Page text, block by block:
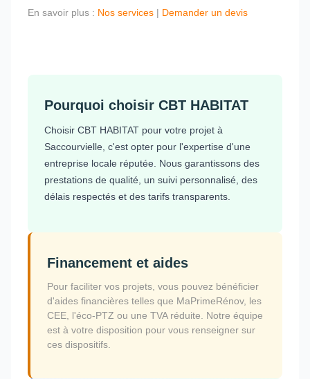
En savoir plus : Nos services | Demander un devis
Pourquoi choisir CBT HABITAT
Choisir CBT HABITAT pour votre projet à
Saccourvielle, c'est opter pour l'expertise d'une
entreprise locale réputée. Nous garantissons des
prestations de qualité, un suivi personnalisé, des
délais respectés et des tarifs transparents.
Financement et aides
Pour faciliter vos projets, vous pouvez bénéficier
d'aides financières telles que MaPrimeRénov, les
CEE, l'éco-PTZ ou une TVA réduite. Notre équipe
est à votre disposition pour vous renseigner sur
ces dispositifs.